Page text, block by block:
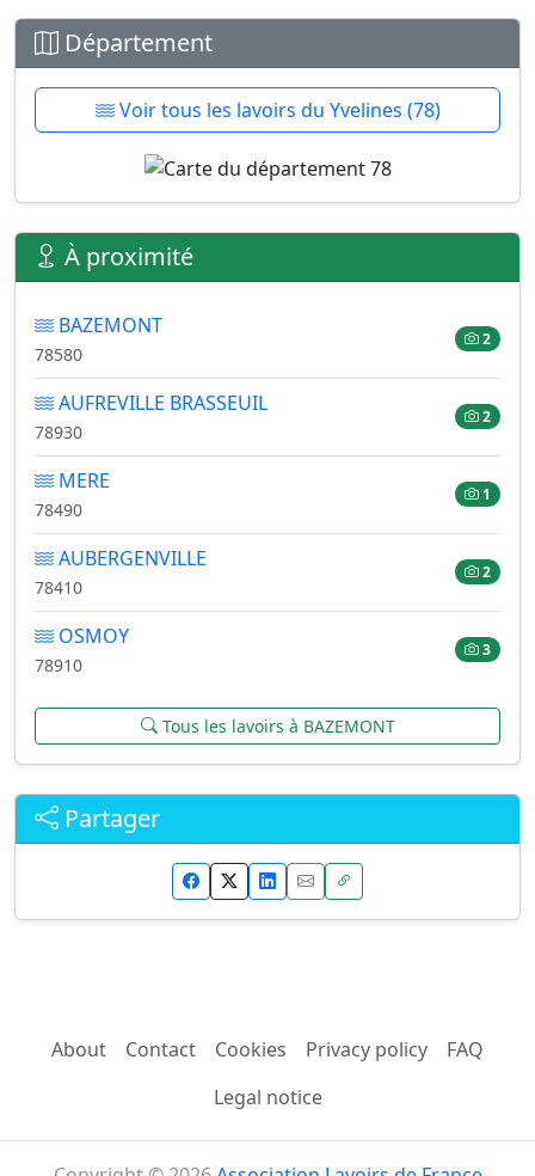
Département
Voir tous les lavoirs du Yvelines (78)
À proximité
BAZEMONT
78580
2
AUFREVILLE BRASSEUIL
78930
2
MERE
78490
1
AUBERGENVILLE
78410
2
OSMOY
78910
3
Tous les lavoirs à BAZEMONT
Partager
About Contact Cookies Privacy policy
FAQ
Legal notice